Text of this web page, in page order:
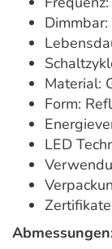
Dimmbar:
Material:
Form:
LED